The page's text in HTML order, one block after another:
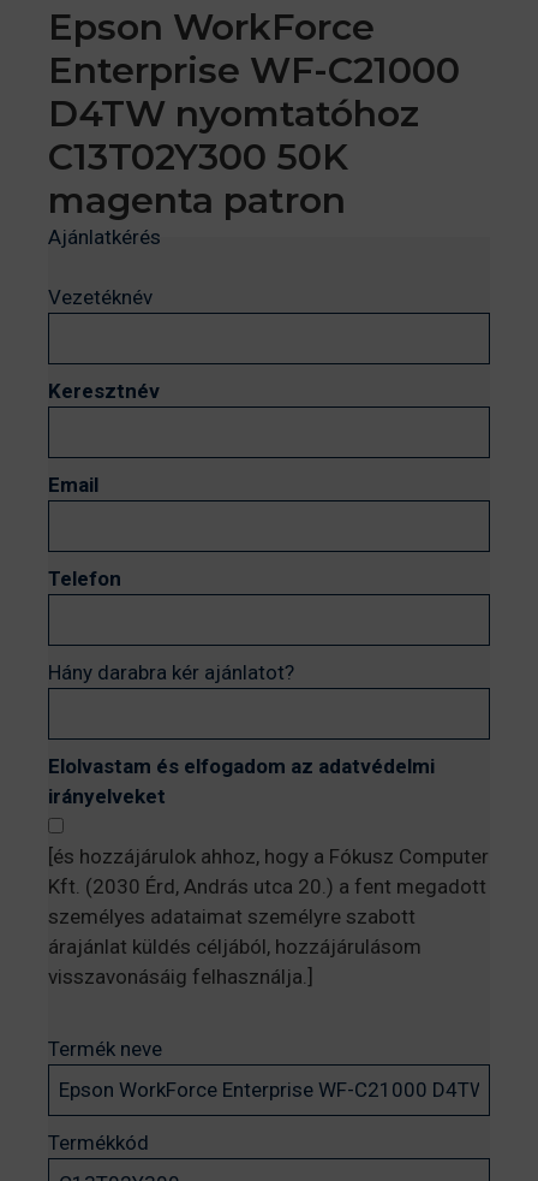
Epson WorkForce
Enterprise WF-C21000
D4TW nyomtatóhoz
C13T02Y300 50K
magenta patron
Ajánlatkérés
Vezetéknév
Keresztnév
Email
Telefon
Hány darabra kér ajánlatot?
Elolvastam és elfogadom az adatvédelmi
irányelveket
[és hozzájárulok ahhoz, hogy a Fókusz Computer
Kft. (2030 Érd, András utca 20.) a fent megadott
személyes adataimat személyre szabott
árajánlat küldés céljából, hozzájárulásom
visszavonásáig felhasználja.]
Termék neve
Termékkód